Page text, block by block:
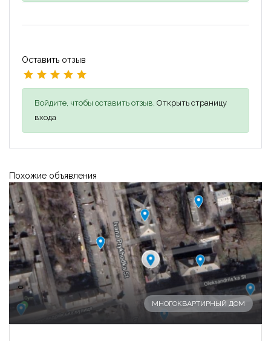
Оставить отзыв
Войдите, чтобы оставить отзыв, Открыть страницу
входа
Похожие объявления
-
МНОГОКВАРТИРНЫЙ ДОМ